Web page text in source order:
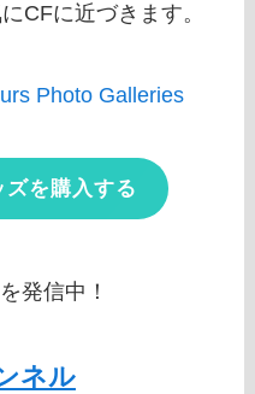
CFに近づきます。
Photo Galleries
ズを購入する
発信中！
ネル